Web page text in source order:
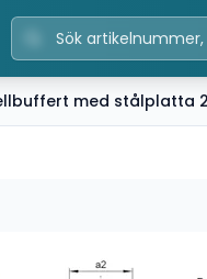
med stålplatta